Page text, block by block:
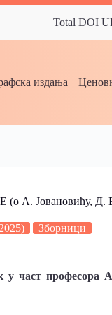
Total DOI
издања
Д.
Зборници
у част професорa